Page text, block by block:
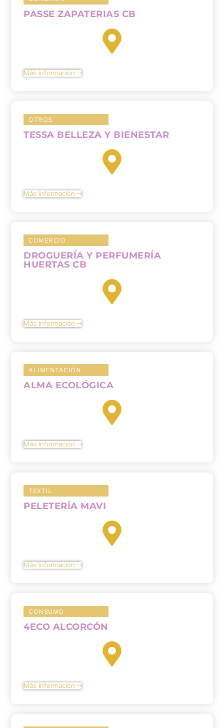
PASSE ZAPATERIAS CB
Más información
OTROS
TESSA BELLEZA Y BIENESTAR
Más información
COMERCIO
DROGUERÍA Y PERFUMERÍA
HUERTAS CB
Más información
ALIMENTACIÓN
ALMA ECOLÓGICA
Más información
TEXTIL
PELETERÍA MAVI
Más información
CONSUMO
4ECO ALCORCÓN
Más información